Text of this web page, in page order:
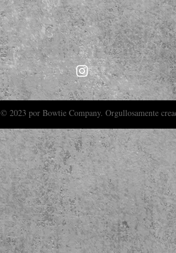
© 2023 por Bowtie Company. Orgullosamente